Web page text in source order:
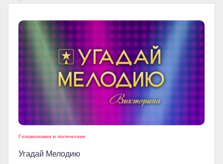
Головоломки и логические
Угадай Мелодию